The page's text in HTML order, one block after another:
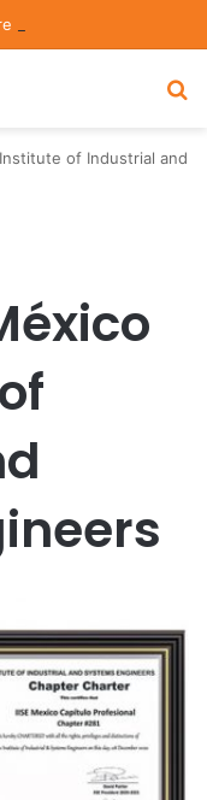
of Industrial and